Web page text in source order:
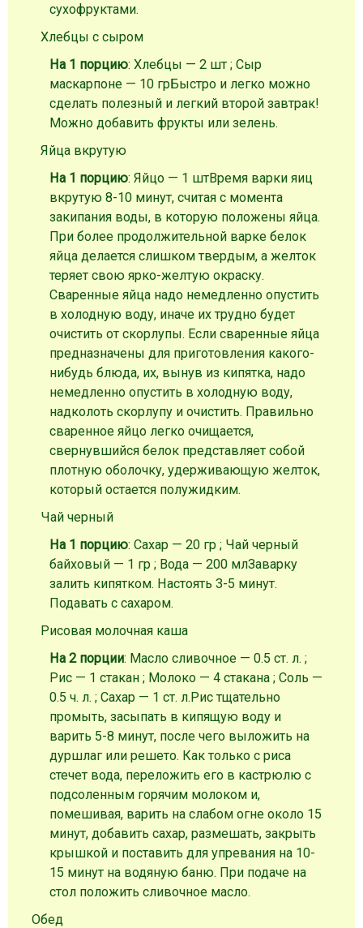
сухофруктами.
Хлебцы с сыром
На 1 порцию: Хлебцы — 2 шт ; Сыр
маскарпоне — 10 грБыстро и легко можно
сделать полезный и легкий второй завтрак!
Можно добавить фрукты или зелень.
Яйца вкрутую
На 1 порцию: Яйцо — 1 штВремя варки яиц
вкрутую 8-10 минут, считая с момента
закипания воды, в которую положены яйца.
При более продолжительной варке белок
яйца делается слишком твердым, а желток
теряет свою ярко-желтую окраску.
Сваренные яйца надо немедленно опустить
в холодную воду, иначе их трудно будет
очистить от скорлупы. Если сваренные яйца
предназначены для приготовления какого-
нибудь блюда, их, вынув из кипятка, надо
немедленно опустить в холодную воду,
надколоть скорлупу и очистить. Правильно
сваренное яйцо легко очищается,
свернувшийся белок представляет собой
плотную оболочку, удерживающую желток,
который остается полужидким.
Чай черный
На 1 порцию: Сахар — 20 гр ; Чай черный
байховый — 1 гр ; Вода — 200 млЗаварку
залить кипятком. Настоять 3-5 минут.
Подавать с сахаром.
Рисовая молочная каша
На 2 порции: Масло сливочное — 0.5 ст. л. ;
Рис — 1 стакан ; Молоко — 4 стакана ; Соль —
0.5 ч. л. ; Сахар — 1 ст. л.Рис тщательно
промыть, засыпать в кипящую воду и
варить 5-8 минут, после чего выложить на
дуршлаг или решето. Как только с риса
стечет вода, переложить его в кастрюлю с
подсоленным горячим молоком и,
помешивая, варить на слабом огне около 15
минут, добавить сахар, размешать, закрыть
крышкой и поставить для упревания на 10-
15 минут на водяную баню. При подаче на
стол положить сливочное масло.
Обед